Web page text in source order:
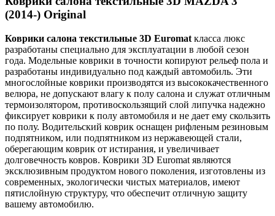
(2014-) Original
Коврики салона текстильные 3D Euromat класса люкс
разработаны специально для эксплуатации в любой сезон
года. Модельные коврики в точности копируют рельеф пола и
разработаны индивидуально под каждый автомобиль. Эти
многослойные коврики производятся из высококачественного
велюра, не допускают влагу к полу салона и служат отличным
термоизолятором, противоскользящий слой липучка надежно
фиксирует коврики к полу автомобиля и не дает ему скользить
по полу. Водительский коврик оснащен рифленым резиновым
подпятником, или подпятником из нержавеющей стали,
оберегающим коврик от истирания, и увеличивает
долговечность ковров. Коврики 3D Euromat являются
эксклюзивным продуктом нового поколения, изготовлены из
современных, экологически чистых материалов, имеют
пятислойную структуру, что обеспечит отличную защиту
вашему автомобилю.